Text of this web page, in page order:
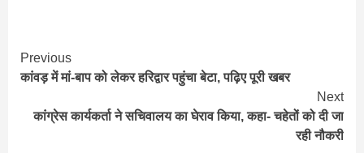
Continue
Reading
Previous
कांवड़ में मां-बाप को लेकर हरिद्वार पहुंचा बेटा, पढ़िए पूरी खबर
Next
कांग्रेस कार्यकर्ता ने सचिवालय का घेराव किया, कहा- चहेतों को दी जा
रही नौकरी